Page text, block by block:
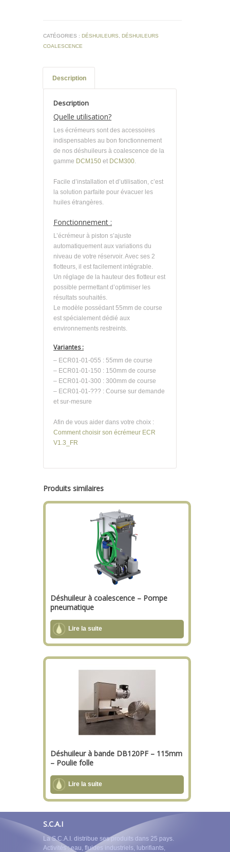
CATÉGORIES : DÉSHUILEURS
DÉSHUILEURS
COALESCENCE
Description
Description
Quelle utilisation?
Les écrémeurs sont des accessoires
indispensables au bon fonctionnement
de nos déshuileurs à coalescence de la
gamme DCM150 et DCM300.
Facile d’installation et d’utilisation, c’est
la solution parfaite pour évacuer les
huiles étrangères.
Fonctionnement :
L’écrémeur à piston s’ajuste
automatiquement aux variations du
niveau de votre réservoir. Avec ses 2
flotteurs, il est facilement intégrable.
Un réglage de la hauteur des flotteur est
possible permettant d’optimiser les
résultats souhaités.
Le modèle possédant 55mm de course
est spécialement dédié aux
environnements restreints.
Variantes :
– ECR01-01-055 : 55mm de course
– ECR01-01-150 : 150mm de course
– ECR01-01-300 : 300mm de course
– ECR01-01-??? : Course sur demande
et sur-mesure
Afin de vous aider dans votre choix :
Comment choisir son écrémeur ECR
V1.3_FR
Produits similaires
Déshuileur à coalescence – Pompe
pneumatique
Lire la suite
Déshuileur à bande DB120PF – 115mm
– Poulie folle
Lire la suite
S.C.A.I
La S.C.A.I. distribue ses produits dans 25 pays.
Activités : eau, fluides industriels, lubrifiants,